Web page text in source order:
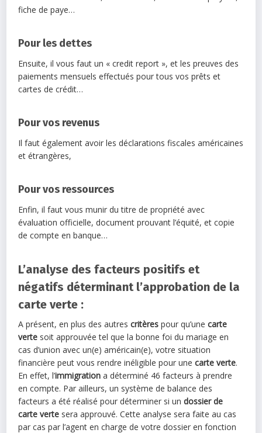
fiche de paye…
Pour les dettes
Ensuite, il vous faut un « credit report », et les preuves des
paiements mensuels effectués pour tous vos prêts et
cartes de crédit…
Pour vos revenus
Il faut également avoir les déclarations fiscales américaines
et étrangères,
Pour vos ressources
Enfin, il faut vous munir du titre de propriété avec
évaluation officielle, document prouvant l’équité, et copie
de compte en banque…
L’analyse des facteurs positifs et
négatifs déterminant l’approbation de la
carte verte :
A présent, en plus des autrescritères pour qu’une carte
verte soit approuvée tel que la bonne foi du mariage en
cas d’union avec un(e) américain(e), votre situation
financière peut vous rendre inéligible pour unecarte verte.
En effet, l’immigration a déterminé 46 facteurs à prendre
en compte. Par ailleurs, un système de balance des
facteurs a été réalisé pour déterminer si undossier de
carte verte sera approuvé. Cette analyse sera faite au cas
par cas par l’agent en charge de votre dossier en fonction